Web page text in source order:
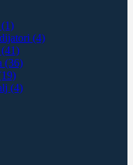
(4)
(36)
(4)